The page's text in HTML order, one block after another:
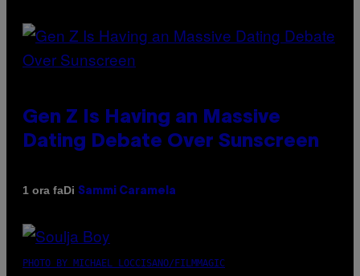
Gen Z Is Having an Massive
Dating Debate Over Sunscreen
1 ora faDi Sammi Caramela
PHOTO BY MICHAEL LOCCISANO/FILMMAGIC